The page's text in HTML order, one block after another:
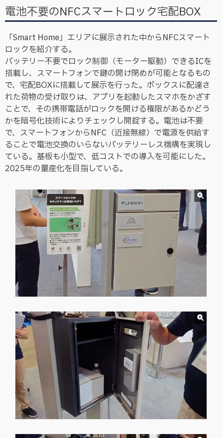
電池不要のNFCスマートロック宅配BOX
「Smart Home」エリアに展示された中からNFCスマート
ロックを紹介する。
バッテリー不要でロック制御（モーター駆動）できるICを
搭載し、スマートフォンで鍵の開け閉めが可能となるもの
で、宅配BOXに搭載して展示を行った。ボックスに配達さ
れた荷物の受け取りは、アプリを起動したスマホをかざす
ことで、その携帯電話がロックを開ける権限があるかどう
かを暗号化技術によりチェックし開錠する。電池は不要
で、スマートフォンからNFC（近接無線）で電源を供給す
ることで電池交換のいらないバッテリーレス機構を実現し
ている。基板も小型で、低コストでの導入を可能にした。
2025年の量産化を目指している。